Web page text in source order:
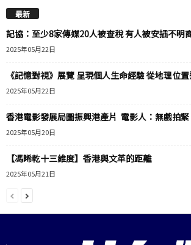
最新
記協：至少8家傳媒20人被查稅 有人被安插不明
2025年05月22日
《記憶對視》展覽 呈現個人生命經驗 從地理位
2025年05月22日
香港電影發展局圖振興港產片 電影人：無戲拍緊
2025年05月20日
【馮睎乾十三維度】香港與文革的距離
2025年05月21日